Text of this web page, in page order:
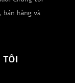
hàng và
TÔI